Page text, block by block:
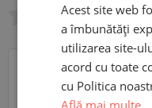
Scrie recenzia ta
Acest site web
a îmbunătăți
utilizarea site-
acord cu toate
cu Politica
Află mai multe